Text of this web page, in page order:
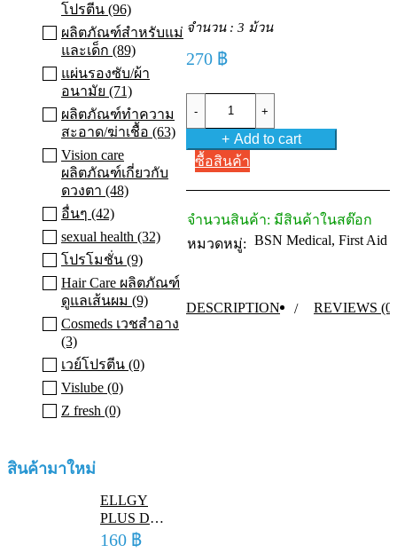
โปรตีน (96)
ผลิตภัณฑ์สำหรับแม่
และเด็ก (89)
แผ่นรองซับ/ผ้า
อนามัย (71)
ผลิตภัณฑ์ทําความ
สะอาด/ฆ่าเชื้อ (63)
Vision care
ผลิตภัณฑ์เกี่ยวกับ
ดวงตา (48)
อื่นๆ (42)
sexual health (32)
โปรโมชั่น (9)
Hair Care ผลิตภัณฑ์
ดูแลเส้นผม (9)
Cosmeds เวชสําอาง
(3)
เวย์โปรตีน (0)
Vislube (0)
Z fresh (0)
สินค้ามาใหม่
ELLGY
PLUS D
FACTOR 50
160 ฿
จำนวน : 3 ม้วน
270 ฿
Cohesive
(
cm
)
พัน
ชนิด
Add to cart
ซื้อสินค้า
จำนวนสินค้า: มีสินค้าในสต๊อก
หมวดหมู่: BSN Medical, First Aid
DESCRIPTION REVIEWS (0)